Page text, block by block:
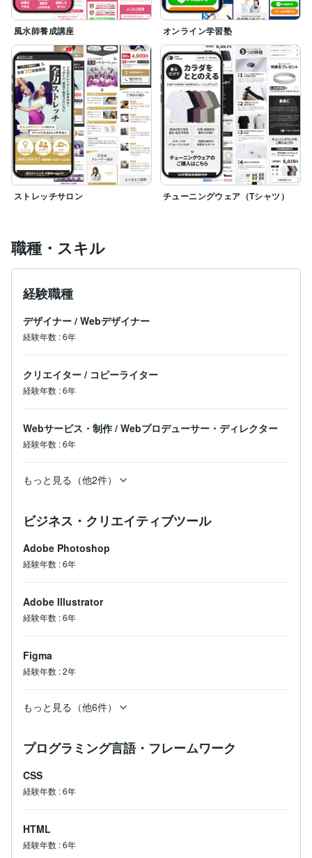
風水師養成講座 オンライン学習塾
ストレッチサロン チューニングウェア（Tシャツ）
職種・スキル
経験職種
デザイナー / Webデザイナー
経験年数 :6年
クリエイター / コピーライター
経験年数 :6年
Webサービス・制作 / Webプロデューサー・ディレクター
経験年数 :6年
もっと見る（他2件）
ビジネス・クリエイティブツール
Adobe Photoshop
経験年数 :6年
Adobe Illustrator
経験年数 :6年
Figma
経験年数 :2年
もっと見る（他6件）
プログラミング言語・フレームワーク
CSS
経験年数 :6年
HTML
経験年数 :6年